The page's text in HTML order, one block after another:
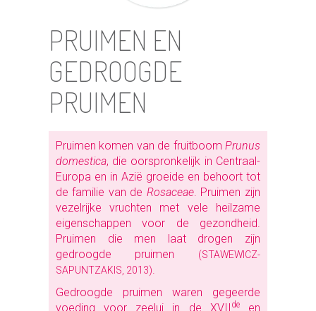
PRUIMEN EN
GEDROOGDE
PRUIMEN
Pruimen komen van de fruitboom Prunus
domestica, die oorspronkelijk in Centraal-
Europa en in Azië groeide en behoort tot
de familie van de Rosaceae. Pruimen zijn
vezelrijke vruchten met vele heilzame
eigenschappen voor de gezondheid.
Pruimen die men laat drogen zijn
gedroogde pruimen
(STAWEWICZ-
SAPUNTZAKIS, 2013).
Gedroogde pruimen waren gegeerde
voeding voor zeelui in de XVII
deen